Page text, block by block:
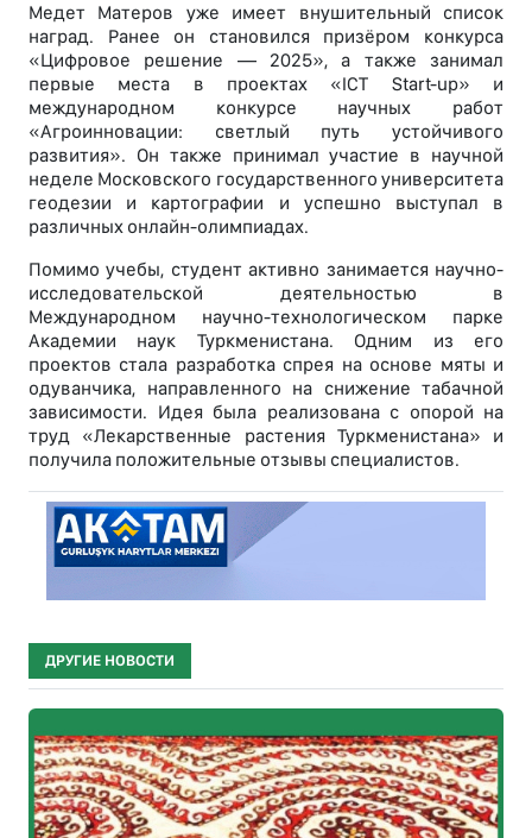
Медет Матеров уже имеет внушительный список
наград. Ранее он становился призёром конкурса
«Цифровое решение — 2025», а также занимал
первые места в проектах «ICT Start-up» и
международном конкурсе научных работ
«Агроинновации: светлый путь устойчивого
развития». Он также принимал участие в научной
неделе Московского государственного университета
геодезии и картографии и успешно выступал в
различных онлайн-олимпиадах.
Помимо учебы, студент активно занимается научно-
исследовательской деятельностью в
Международном научно-технологическом парке
Академии наук Туркменистана. Одним из его
проектов стала разработка спрея на основе мяты и
одуванчика, направленного на снижение табачной
зависимости. Идея была реализована с опорой на
труд «Лекарственные растения Туркменистана» и
получила положительные отзывы специалистов.
ДРУГИЕ НОВОСТИ